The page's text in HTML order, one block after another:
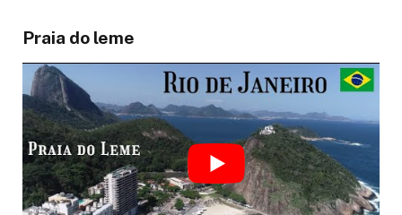
Praia do leme